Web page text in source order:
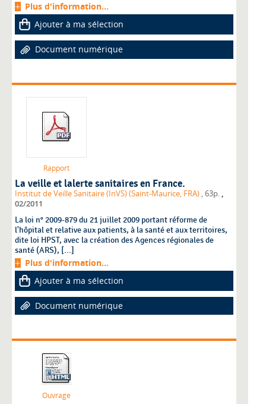
Plus d'information...
Ajouter à ma sélection
Document numérique
Rapport
La veille et lalerte sanitaires en France.
Institut de Veille Sanitaire (InVS) (Saint-Maurice, FRA) , 63p.
02/2011
La loi n° 2009-879 du 21 juillet 2009 portant réforme de
l'hôpital et relative aux patients, à la santé et aux territoires,
dite loi HPST, avec la création des Agences régionales de
santé (ARS), [...]
Plus d'information...
Ajouter à ma sélection
Document numérique
Ouvrage